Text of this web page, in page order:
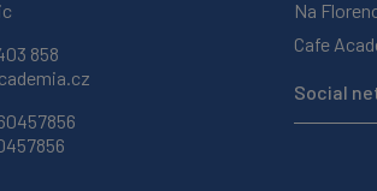
858
Na
Cafe
Social